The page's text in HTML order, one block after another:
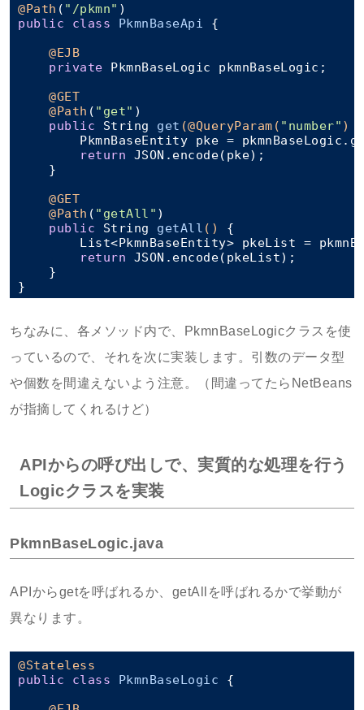
@Path ( "/pkmn"
public
class PkmnBaseApi
{
@EJB
private PkmnBaseLogic pkmnBaseLogic;
@GET
@Path ( "get" )
public String get (@QueryParam( "number" )
PkmnBaseEntity pke =
return JSON.encode(pke);
    }
@GET
@Path ( "getAll" )
public String getAll ()
{
List<PkmnBaseEntity> pkeList =
return JSON.encode(pkeList);
    }
ちなみに、各メソッド内で、PkmnBaseLogicクラスを使
っているので、それを次に実装します。引数のデータ型
や個数を間違えないよう注意。（間違ってたらNetBeans
が指摘してくれるけど）
APIからの呼び出しで、実質的な処理を行う
Logicクラスを実装
PkmnBaseLogic.java
APIからgetを呼ばれるか、getAllを呼ばれるかで挙動が
異なります。
@Stateless
public
class PkmnBaseLogic
{